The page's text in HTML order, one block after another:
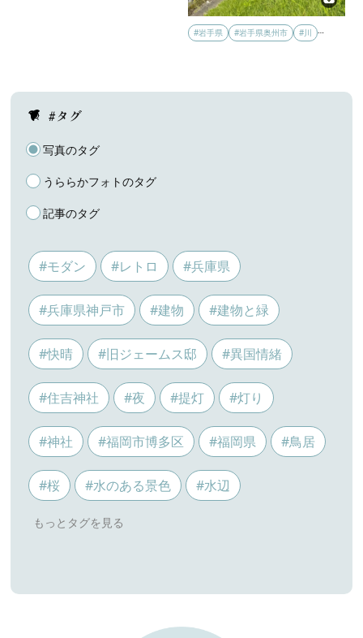
#岩手県 #岩手県奥州市 #川
#タグ
写真のタグ
うららかフォトのタグ
記事のタグ
#モダン #レトロ #兵庫県
#兵庫県神戸市 #建物 #建物と緑
#快晴 #旧ジェームス邸 #異国情緒
#住吉神社 #夜 #提灯 #灯り
#神社 #福岡市博多区 #福岡県 #鳥居
#桜 #水のある景色 #水辺